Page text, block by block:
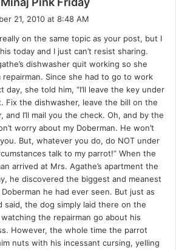
s
:
21, 2010 at 8:48 AM
on the same topic as your post, but I
today and I just can’t resist sharing.
dishwasher quit working so she
repairman. Since she had to go to work
day, she told him, “I’ll leave the key under
Fix the dishwasher, leave the bill on the
and I’ll mail you the check. Oh, and by the
worry about my Doberman. He won’t
But, whatever you do, do NOT under
talk to my parrot!” When the
arrived at Mrs. Agathe’s apartment the
he discovered the biggest and meanest
he had ever seen. But just as
said, the dog simply laid there on the
the repairman go about his
However, the whole time the parrot
nuts with his incessant cursing, yelling